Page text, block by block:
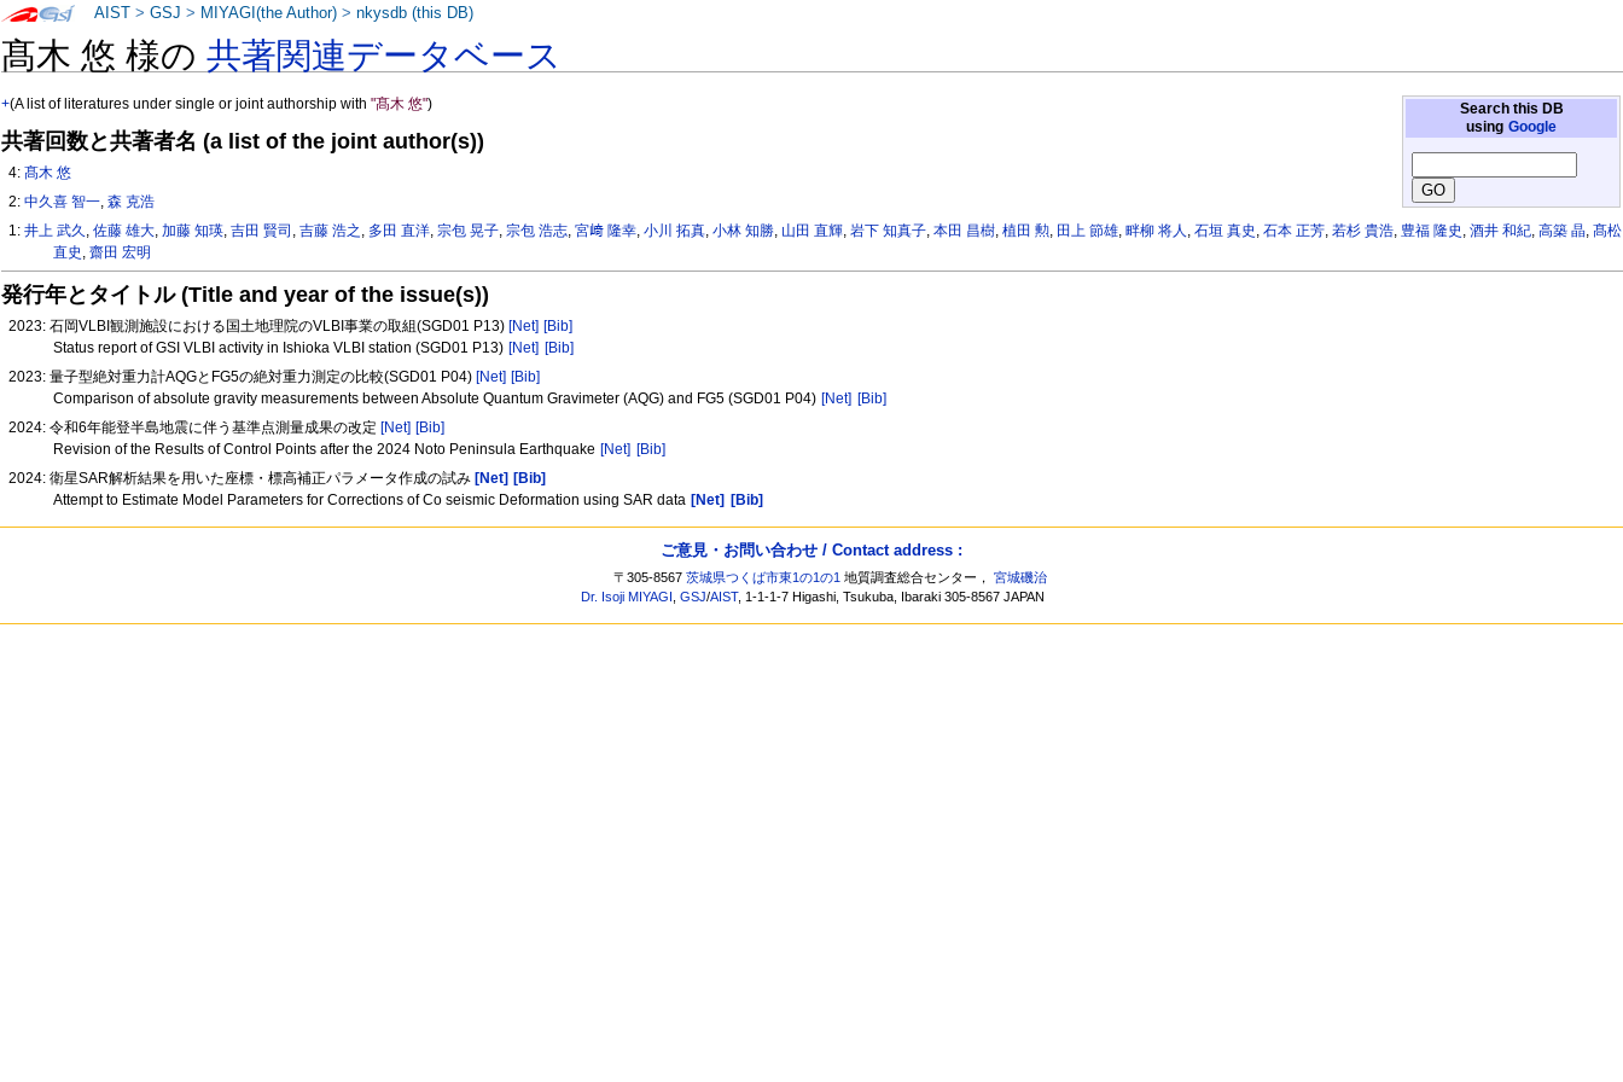
髙木 悠 様の共著関連データベース
Search this DB
using Google
+(A list of literatures under single or joint authorship with"髙木 悠")
共著回数と共著者名 (a list of the joint author(s))
4:髙木 悠
2:中久喜 智一,森 克浩
1:井上 武久 ,佐藤 雄大,加藤 知瑛,吉田 賢司 ,吉藤 浩之 , 多田 直洋,宗包 晃子,宗包 浩志,宮﨑 隆幸,小川 拓真,小林 知勝, 山田 直輝,岩下 知真子,本田 昌樹,植田 勲, 田上 節雄,畔柳 将人 ,石垣 真史 ,石本 正芳,若杉 貴浩, 豊福 隆史 ,酒井 和紀,高築 晶,髙松
直史 , 齋田 宏明
発行年とタイトル (Title and year of the issue(s))
2023: 石岡VLBI観測施設における国土地理院のVLBI事業の取組(SGD01 P13) [Net] [Bib]
Status report of GSI VLBI activity in Ishioka VLBI station (SGD01 P13) [Net] [Bib]
2023: 量子型絶対重力計AQGとFG5の絶対重力測定の比較(SGD01 P04) [Net] [Bib]
Comparison of absolute gravity measurements between Absolute Quantum Gravimeter (AQG) and FG5 (SGD01 P04) [Net] [Bib]
2024: 令和6年能登半島地震に伴う基準点測量成果の改定 [Net] [Bib]
Revision of the Results of Control Points after the 2024 Noto Peninsula Earthquake [Net] [Bib]
2024: 衛星SAR解析結果を用いた座標・標高補正パラメータ作成の試み [Net] [Bib]
Attempt to Estimate Model Parameters for Corrections of Co seismic Deformation using SAR data [Net] [Bib]
AIST >GSJ > MIYAGI(the Author) >nkysdb (this DB)
ご意見・お問い合わせ / Contact address :
〒305-8567茨城県つくば市東1の1の1 地質調査総合センター，宮城磯治
Dr. Isoji MIYAGI
,GSJ/AIST, 1-1-1-7 Higashi, Tsukuba, Ibaraki 305-8567 JAPAN